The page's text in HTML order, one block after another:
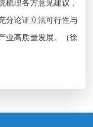
梳理各方意见建议，
分论证立法可行性与
业高质量发展。（徐